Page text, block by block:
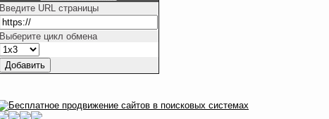
Введите URL страницы
Выберите цикл обмена